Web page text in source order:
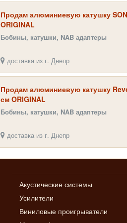
Продам алюминиевую катушку
ORIGINAL
Бобины, катушки, NAB адаптеры
доставка из г. Днепр
Продам алюминиевую катушку
см ORIGINAL
Бобины, катушки, NAB адаптеры
доставка из г. Днепр
Акустические системы
Усилители
Виниловые проигрыватели